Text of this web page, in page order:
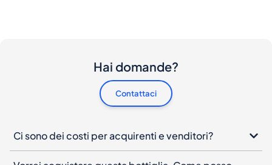
Hai domande?
Contattaci
Ci sono dei costi per acquirenti e venditori?